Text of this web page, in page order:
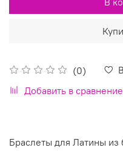
(0)
Добавить в сравнение
Браслеты для Латины из